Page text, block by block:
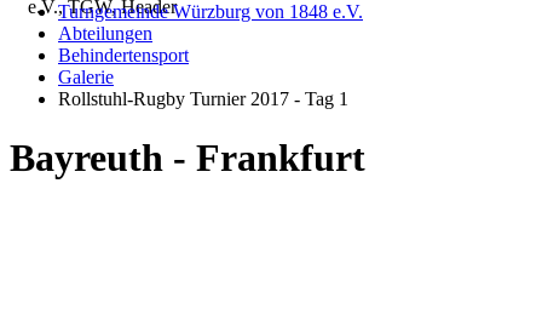
Turngemeinde Würzburg von 1848 e.V.
Abteilungen
Behindertensport
Galerie
Rollstuhl-Rugby Turnier 2017 - Tag 1
Bayreuth - Frankfurt